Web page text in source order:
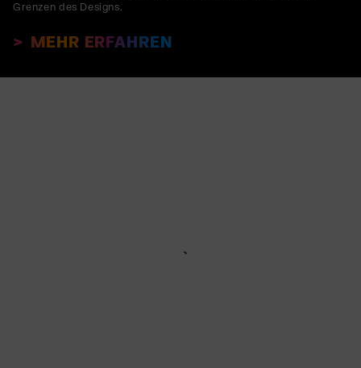
Grenzen des Designs.
MEHR ERFAHREN